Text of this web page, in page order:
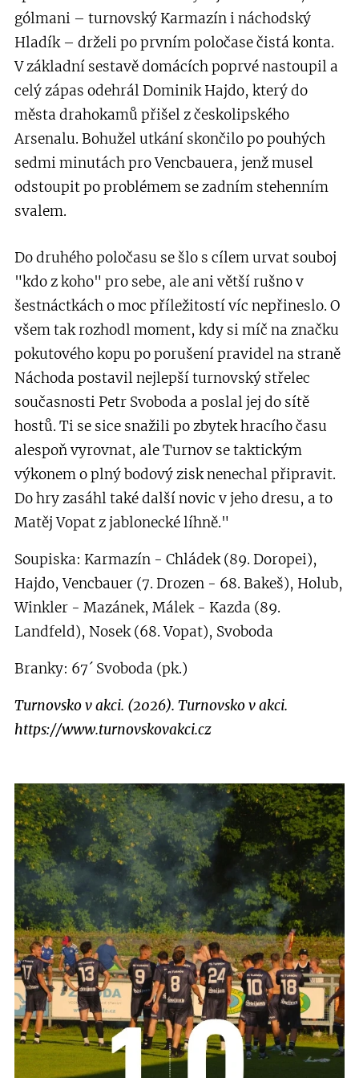
gólmani – turnovský Karmazín i náchodský
Hladík – drželi po prvním poločase čistá konta.
V základní sestavě domácích poprvé nastoupil a
celý zápas odehrál Dominik Hajdo, který do
města drahokamů přišel z českolipského
Arsenalu. Bohužel utkání skončilo po pouhých
sedmi minutách pro Vencbauera, jenž musel
odstoupit po problémem se zadním stehenním
svalem.
Do druhého poločasu se šlo s cílem urvat souboj
"kdo z koho" pro sebe, ale ani větší rušno v
šestnáctkách o moc příležitostí víc nepřineslo. O
všem tak rozhodl moment, kdy si míč na značku
pokutového kopu po porušení pravidel na straně
Náchoda postavil nejlepší turnovský střelec
současnosti Petr Svoboda a poslal jej do sítě
hostů. Ti se sice snažili po zbytek hracího času
alespoň vyrovnat, ale Turnov se taktickým
výkonem o plný bodový zisk nenechal připravit.
Do hry zasáhl také další novic v jeho dresu, a to
Matěj Vopat z jablonecké líhně."
Soupiska: Karmazín - Chládek (89. Doropei),
Hajdo, Vencbauer (7. Drozen - 68. Bakeš), Holub,
Winkler - Mazánek, Málek - Kazda (89.
Landfeld), Nosek (68. Vopat), Svoboda
Branky: 67´ Svoboda (pk.)
Turnovsko v akci. (2026). Turnovsko v akci.
https://www.turnovskovakci.cz